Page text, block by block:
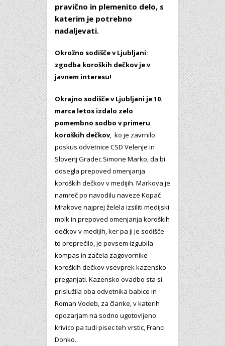
pravično in plemenito delo, s
katerim je potrebno
nadaljevati.
Okrožno sodišče v Ljubljani:
zgodba koroških dečkov je v
javnem interesu!
Okrajno sodišče v Ljubljani je 10.
marca letos izdalo zelo
pomembno sodbo v primeru
koroških dečkov, ko je zavrnilo
poskus odvetnice CSD Velenje in
Slovenj Gradec Simone Marko, da bi
dosegla prepoved omenjanja
koroških dečkov v medijih. Markova je
namreč po navodilu naveze Kopač
Mrakove najprej želela izsiliti medijski
molk in prepoved omenjanja koroških
dečkov v medijih, ker pa ji je sodišče
to preprečilo, je povsem izgubila
kompas in začela zagovornike
koroških dečkov vsevprek kazensko
preganjati. Kazensko ovadbo sta si
prislužila oba odvetnika babice in
Roman Vodeb, za članke, v katerih
opozarjam na sodno ugotovljeno
krivico pa tudi pisec teh vrstic, Franci
Donko.